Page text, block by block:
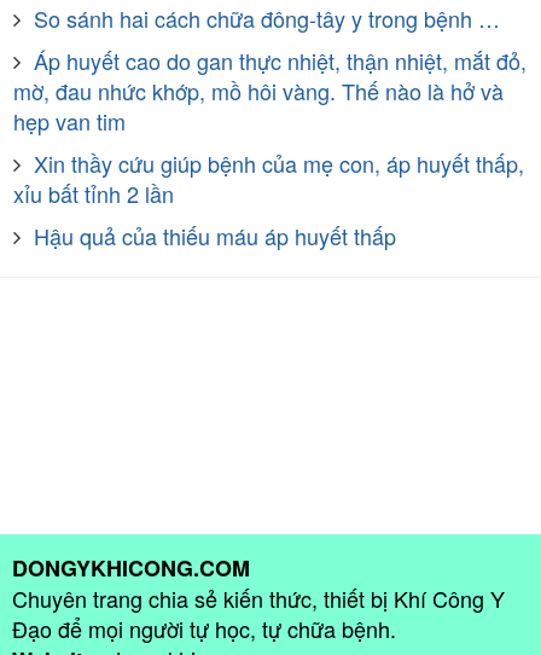
So sánh hai cách chữa đông-tây y trong bệnh …
Áp huyết cao do gan thực nhiệt, thận nhiệt, mắt đỏ,
mờ, đau nhức khớp, mồ hôi vàng. Thế nào là hở và
hẹp van tim
Xin thầy cứu giúp bệnh của mẹ con, áp huyết thấp,
xỉu bất tỉnh 2 lần
Hậu quả của thiếu máu áp huyết thấp
DONGYKHICONG.COM
Chuyên trang chia sẻ kiến thức, thiết bị Khí Công Y
Đạo để mọi người tự học, tự chữa bệnh.